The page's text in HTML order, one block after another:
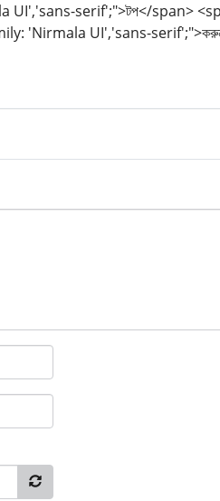
UI','sans-serif';">টপ</span>
'Nirmala UI','sans-